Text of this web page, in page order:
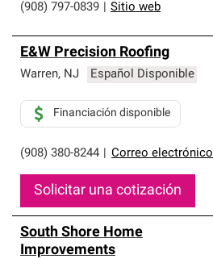
(908) 797-0839 Sitio web
E&W Precision Roofing
Warren, NJ Español Disponible
(908) 380-8244 Correo electrónico
Financiación disponible
Solicitar una cotización
South Shore Home
Improvements